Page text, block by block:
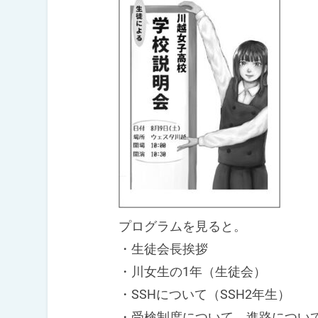
プログラムを見ると。
・生徒会長挨拶
・川女生の1年（生徒会）
・SSHについて（SSH2年生）